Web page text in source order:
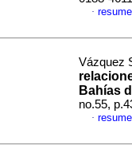
·
Vázquez
Bahías
no.55,
·